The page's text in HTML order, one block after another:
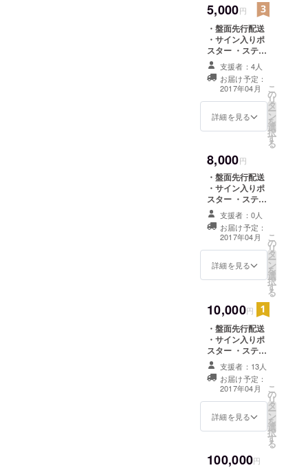
5,000円
・盤面先行配送
・サイン入りポ
スター ・ステッ
カー4種 ・CDに
名前をクレジッ
トとして記載 ・
クラウドファン
ディング限定T
シャツ
支援者：4人
お届け予定：
2017年04月
詳細を見る
こ
の
リ
タ
ー
ン
を
選
択
す
る
8,000円
・盤面先行配送
・サイン入りポ
スター ・ステッ
カー4種 ・CDに
名前をクレジッ
トとして記載 ・
クラウドファン
ディング限定
パーカー
支援者：0人
お届け予定：
2017年04月
詳細を見る
こ
の
リ
タ
ー
ン
を
選
択
す
る
10,000円
・盤面先行配送
・サイン入りポ
スター ・ステッ
カー4種 ・CDに
名前をクレジッ
トとして記載 ・
クラウドファウ
ンディング限定T
シャツ ・クラウ
支援者：13人
お届け予定：
2017年04月
詳細を見る
こ
の
リ
タ
ー
ン
を
選
択
す
る
100,000円